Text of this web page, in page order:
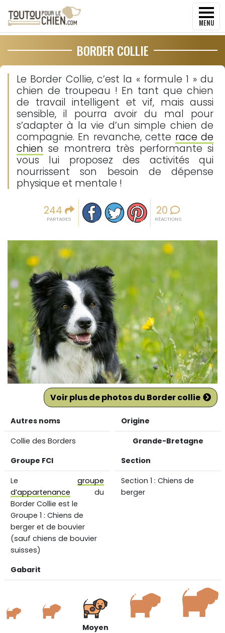
MENU
BORDER COLLIE
Le Border Collie, c’est la « formule 1 » du
chien de troupeau ! En tant que chien
de travail intelligent et vif, mais aussi
sensible, il pourra avoir du mal pour
s’adapter à la vie d’un simple chien de
compagnie. En revanche, cette race de
chien se montrera très performante si
vous lui proposez des activités qui
nourrissent son besoin de dépense
physique et mentale !
244
PARTAGES
Partager sur facebook
Partager sur Twitter
Epingler sur Pinterest
20
RÉACTIONS
Voir plus de photos du Border collie
Autres noms
Collie des Borders
Origine
Grande-Bretagne
Groupe FCI
Le groupe
d’appartenance du
Border Collie est le
Groupe 1 : Chiens de
berger et de bouvier
(sauf chiens de bouvier
suisses)
Section
Section 1 : Chiens de
berger
Gabarit
Moyen